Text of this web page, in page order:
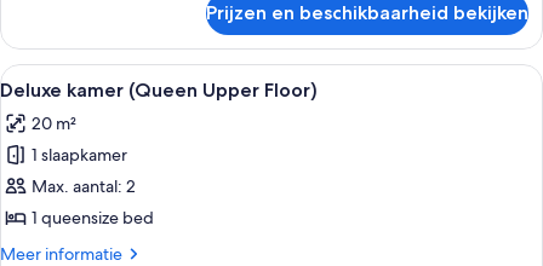
Floor)
laden
kamer,
kingsize
(Upper
Floor)
Prijzen en beschikbaarheid bekijken
Alle
foto's
voor
Deluxe
kamer
(Queen
Upper
Een hotelkamer met een groot bed,
6
Deluxe kamer (Queen Upper Floor)
20 m²
1 slaapkamer
Max. aantal: 2
1 queensize bed
Meer informatie
Meer